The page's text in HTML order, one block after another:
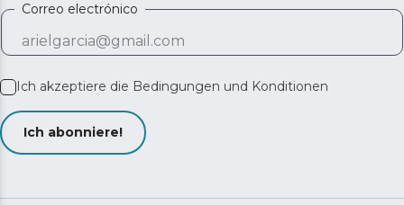
Correo electrónico
Ich akzeptiere die Bedingungen und Konditionen
Ich abonniere!